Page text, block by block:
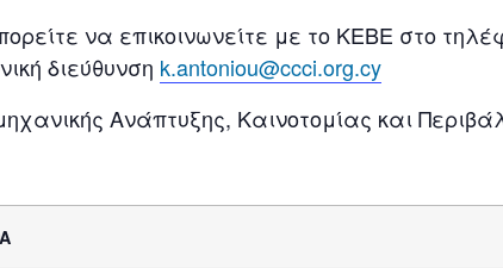
να επικοινωνείτε με το ΚΕΒΕ στο
διεύθυνση k.antoniou@ccci.org.cy
Ανάπτυξης, Καινοτομίας και